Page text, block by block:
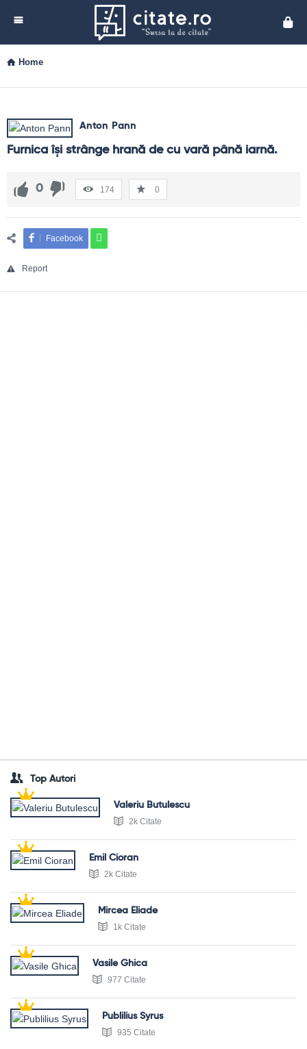
Home
Anton Pann
Furnica îşi strânge hrană de cu vară până iarnă.
0 174 0
Facebook
Report
Top Autori
Valeriu Butulescu
2k Citate
Emil Cioran
2k Citate
Mircea Eliade
1k Citate
Vasile Ghica
977 Citate
Publilius Syrus
935 Citate